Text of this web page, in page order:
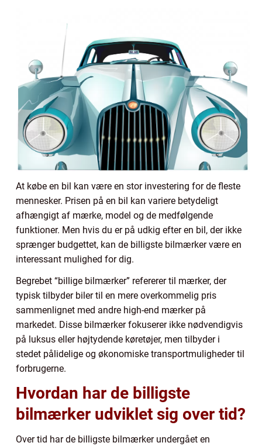
At købe en bil kan være en stor investering for de fleste
mennesker. Prisen på en bil kan variere betydeligt
afhængigt af mærke, model og de medfølgende
funktioner. Men hvis du er på udkig efter en bil, der ikke
sprænger budgettet, kan de billigste bilmærker være en
interessant mulighed for dig.
Begrebet “billige bilmærker” refererer til mærker, der
typisk tilbyder biler til en mere overkommelig pris
sammenlignet med andre high-end mærker på
markedet. Disse bilmærker fokuserer ikke nødvendigvis
på luksus eller højtydende køretøjer, men tilbyder i
stedet pålidelige og økonomiske transportmuligheder til
forbrugerne.
Hvordan har de billigste
bilmærker udviklet sig over tid?
Over tid har de billigste bilmærker undergået en